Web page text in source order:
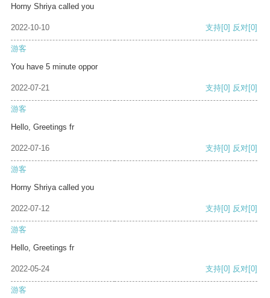
Horny Shriya called you
2022-10-10 支持[0] 反对[0]
游客
You have 5 minute oppor
2022-07-21 支持[0] 反对[0]
游客
Hello, Greetings fr
2022-07-16 支持[0] 反对[0]
游客
Horny Shriya called you
2022-07-12 支持[0] 反对[0]
游客
Hello, Greetings fr
2022-05-24 支持[0] 反对[0]
游客